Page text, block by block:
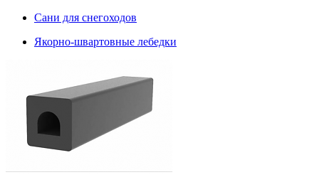
Сани для снегоходов
Якорно-швартовные лебедки